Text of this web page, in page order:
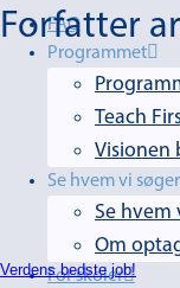
FAQ
Programmet
Teach
Visionen
Se hvem vi søger
Se hvem
Om
For skoler
Forfatter
Verdens bedste job!